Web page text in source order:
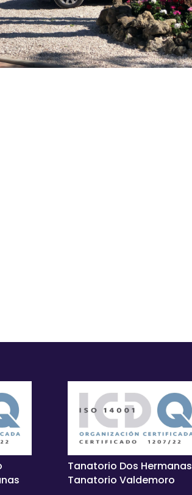
Tanatorio Dos Hermanas
Tanatorio Valdemoro